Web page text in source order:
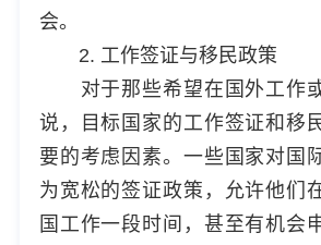
会。
2. 工作签证与移民政策
对于那些希望在国外工作
说，目标国家的工作签证和移
要的考虑因素。一些国家对国
为宽松的签证政策，允许他们
国工作一段时间，甚至有机会